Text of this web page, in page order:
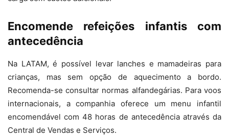
Encomende refeições infantis com
antecedência
Na LATAM, é possível levar lanches e mamadeiras para
crianças, mas sem opção de aquecimento a bordo.
Recomenda-se consultar normas alfandegárias. Para voos
internacionais, a companhia oferece um menu infantil
encomendável com 48 horas de antecedência através da
Central de Vendas e Serviços.